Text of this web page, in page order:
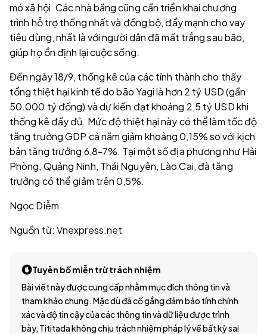
mó xã hội. Các nhà băng cũng cần triển khai chương
trình hỗ trợ thống nhất và đồng bộ, đẩy mạnh cho vay
tiêu dùng, nhất là với người dân đã mất trắng sau bão,
giúp họ ổn định lại cuộc sống.
Đến ngày 18/9, thống kê của các tỉnh thành cho thấy
tổng thiệt hại kinh tế do bão Yagi là hơn 2 tỷ USD (gần
50.000 tỷ đồng) và dự kiến đạt khoảng 2,5 tỷ USD khi
thống kê đầy đủ. Mức độ thiệt hại này có thể làm tốc độ
tăng trưởng GDP cả năm giảm khoảng 0,15% so với kịch
bản tăng trưởng 6,8-7%. Tại một số địa phương như Hải
Phòng, Quảng Ninh, Thái Nguyên, Lào Cai, đà tăng
trưởng có thể giảm trên 0,5%.
Ngọc Diễm
Nguồn từ: Vnexpress.net
Tuyên bố miễn trừ trách nhiệm
Bài viết này được cung cấp nhằm mục đích thông tin và
tham khảo chung. Mặc dù đã cố gắng đảm bảo tính chính
xác và độ tin cậy của các thông tin và dữ liệu được trình
bày, Tititada không chịu trách nhiệm pháp lý về bất kỳ sai